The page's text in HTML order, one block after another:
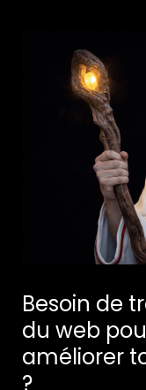
Besoin de
du web
améliorer
?